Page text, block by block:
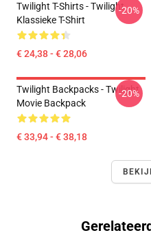
Twilight T-Shirts - Twilight
Klassieke T-Shirt
€ 24,38 - € 28,06
-20%
Twilight Backpacks - Twilight
Movie Backpack
€ 33,94 - € 38,18
-20%